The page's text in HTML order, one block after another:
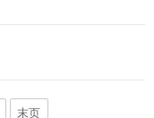
末页